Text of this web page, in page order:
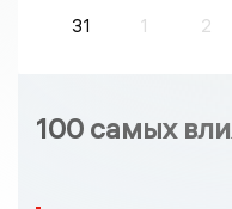
31
1 2
100 самых